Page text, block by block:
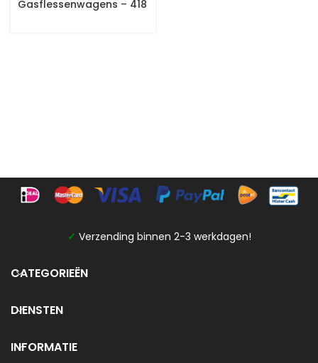
Gasflessenwagens – 418
✓ Verzending binnen 2-3 werkdagen!
CATEGORIEËN
DIENSTEN
INFORMATIE